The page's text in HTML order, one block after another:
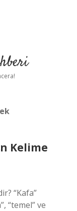
Kelime
“Kafa”
“temel” ve